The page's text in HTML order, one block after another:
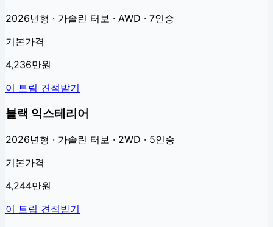
2026년형 · 가솔린 터보 · AWD · 7인승
기본가격
4,236만원
이 트림 견적받기
블랙 익스테리어
2026년형 · 가솔린 터보 · 2WD · 5인승
기본가격
4,244만원
이 트림 견적받기